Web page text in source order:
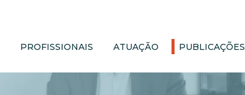
PROFISSIONAIS ATUAÇÃO PUBLICAÇÕES